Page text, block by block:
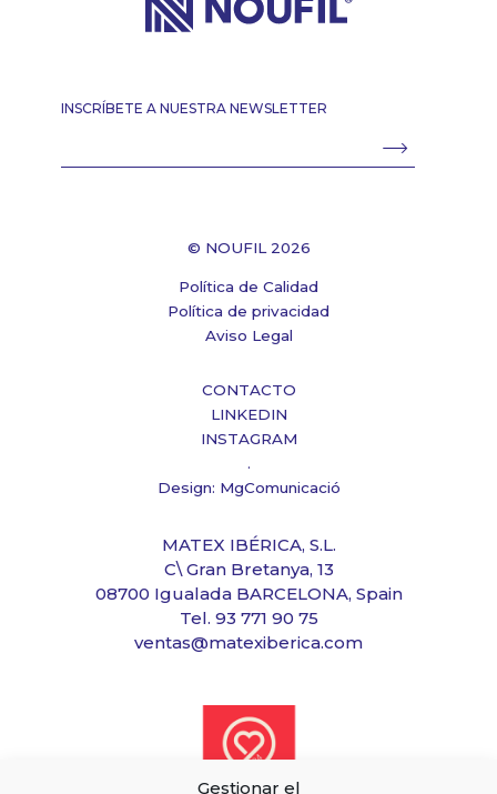
Gestionar el
MATEX IBÉRICA, S.L.
C\ Gran Bretanya, 13
08700 Igualada BARCELONA, Spain
Tel. 93 771 90 75
ventas@matexiberica.com
INSCRÍBETE A NUESTRA NEWSLETTER
© NOUFIL 2026
Política de Calidad
Política de privacidad
Aviso Legal
CONTACTO
LINKEDIN
INSTAGRAM
.
Design: MgComunicació